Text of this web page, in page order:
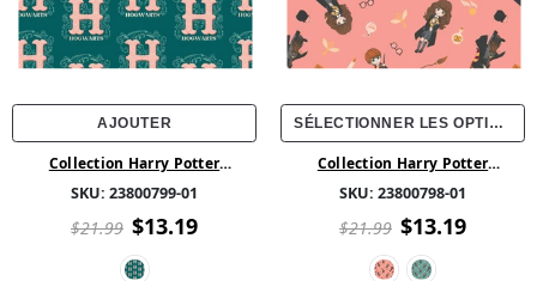
AJOUTER
Collection Harry Potter
Coton - Vert
SKU: 23800799-01
$21.99 $13.19
SÉLECTIONNER LES OPTIONS
Collection Harry Potter
Coton
SKU: 23800798-01
$21.99 $13.19